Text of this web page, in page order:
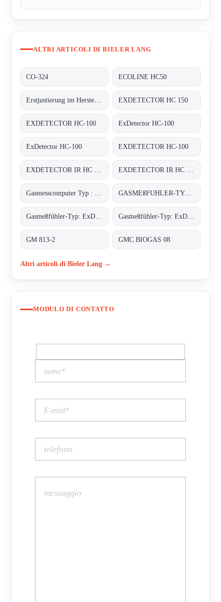
ALTRI ARTICOLI DI BIELER LANG
CO-324 ECOLINE HC50
EXDETECTOR HC 150
EXDETECTOR HC-100 ExDetector HC-100
ExDetector HC-100 EXDETECTOR HC-100
GM 813-2 GMC BIOGAS 08
Altri articoli di Bieler Lang →
MODULO DI CONTATTO